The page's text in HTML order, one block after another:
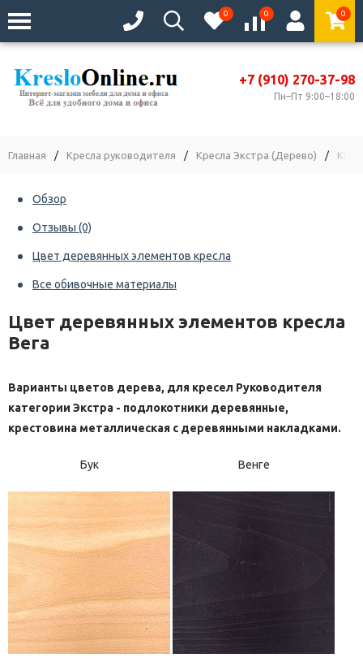
0 0 0
+7 (910) 270-37-98
Пн–Пт 9:00–18:00
Главная / Кресла руководителя / Кресла Экстра (Дерево) /
Обзор
Отзывы (0)
Цвет деревянных элементов кресла
Все обивочные материалы
Цвет деревянных элементов кресла
Вега
Варианты цветов дерева, для кресел Руководителя
категории Экстра - подлокотники деревянные,
крестовина металлическая с деревянными накладками.
Бук Венге